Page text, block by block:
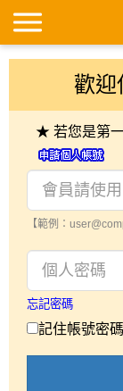
歡迎
★ 若您是第
【範例：
忘記密碼
記住帳號密碼